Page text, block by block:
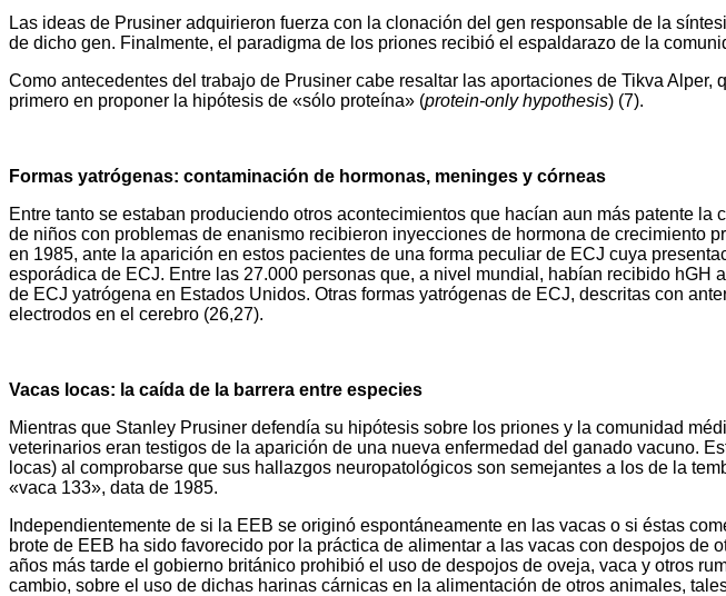
Las ideas de Prusiner adquirieron fuerza con la clonación del gen responsable de la
de dicho gen. Finalmente, el paradigma de los priones recibió el espaldarazo de la
Como antecedentes del trabajo de Prusiner cabe resaltar las aportaciones de Tikva
primero en proponer la hipótesis de «sólo proteína» (protein-only hypothesis) (7).
Formas yatrógenas: contaminación de hormonas, meninges y córneas
Entre tanto se estaban produciendo otros acontecimientos que hacían aun más patente
de niños con problemas de enanismo recibieron inyecciones de hormona de crecimiento
en 1985, ante la aparición en estos pacientes de una forma peculiar de ECJ cuya
esporádica de ECJ. Entre las 27.000 personas que, a nivel mundial, habían recibido
de ECJ yatrógena en Estados Unidos. Otras formas yatrógenas de ECJ, descritas con
electrodos en el cerebro (26,27).
Vacas locas: la caída de la barrera entre especies
Mientras que Stanley Prusiner defendía su hipótesis sobre los priones y la comunidad
veterinarios eran testigos de la aparición de una nueva enfermedad del ganado vacuno.
locas) al comprobarse que sus hallazgos neuropatológicos son semejantes a los de la
«vaca 133», data de 1985.
Independientemente de si la EEB se originó espontáneamente en las vacas o si éstas
brote de EEB ha sido favorecido por la práctica de alimentar a las vacas con despojos
años más tarde el gobierno británico prohibió el uso de despojos de oveja, vaca y otros
cambio, sobre el uso de dichas harinas cárnicas en la alimentación de otros animales,